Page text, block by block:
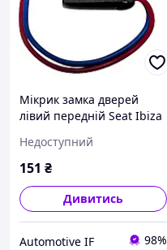
Мікрик замка дверей
лівий передній Seat Ibiza
7L0839015D 7L0839015
Недоступний
151 ₴
Дивитись
Automotive IF 98%